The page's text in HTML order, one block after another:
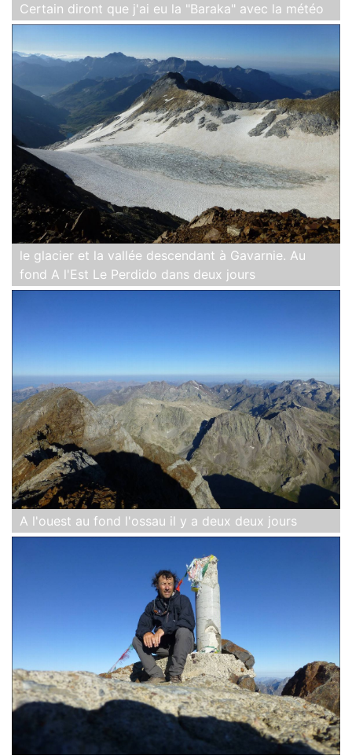
Certain diront que j'ai eu la "Baraka" avec la météo
le glacier et la vallée descendant à Gavarnie. Au
fond A l'Est Le Perdido dans deux jours
A l'ouest au fond l'ossau il y a deux deux jours